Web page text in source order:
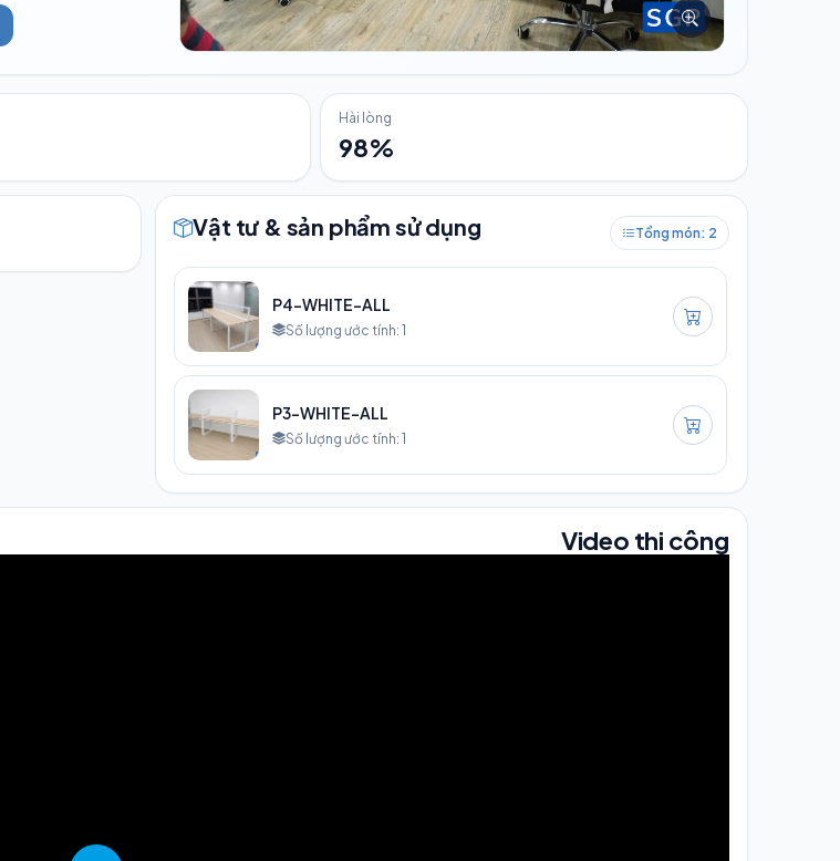
Hài lòng
98%
Vật tư & sản phẩm sử dụng Tổng món: 2
P4-WHITE-ALL
Số lượng ước tính: 1
P3-WHITE-ALL
Số lượng ước tính: 1
Video thi công